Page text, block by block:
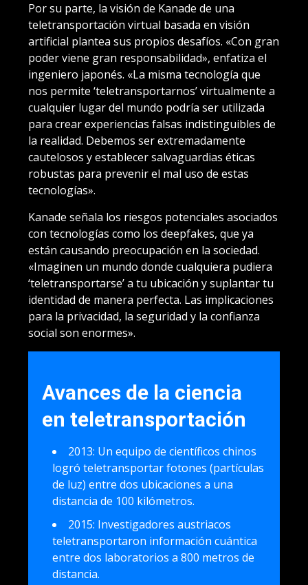
Por su parte, la visión de Kanade de una
teletransportación virtual basada en visión
artificial plantea sus propios desafíos. «Con gran
poder viene gran responsabilidad», enfatiza el
ingeniero japonés. «La misma tecnología que
nos permite ‘teletransportarnos’ virtualmente a
cualquier lugar del mundo podría ser utilizada
para crear experiencias falsas indistinguibles de
la realidad. Debemos ser extremadamente
cautelosos y establecer salvaguardias éticas
robustas para prevenir el mal uso de estas
tecnologías».
Kanade señala los riesgos potenciales asociados
con tecnologías como los deepfakes, que ya
están causando preocupación en la sociedad.
«Imaginen un mundo donde cualquiera pudiera
‘teletransportarse’ a tu ubicación y suplantar tu
identidad de manera perfecta. Las implicaciones
para la privacidad, la seguridad y la confianza
social son enormes».
Avances de la ciencia
en teletransportación
2013: Un equipo de científicos chinos
logró teletransportar fotones (partículas
de luz) entre dos ubicaciones a una
distancia de 100 kilómetros.
2015: Investigadores austriacos
teletransportaron información cuántica
entre dos laboratorios a 800 metros de
distancia.